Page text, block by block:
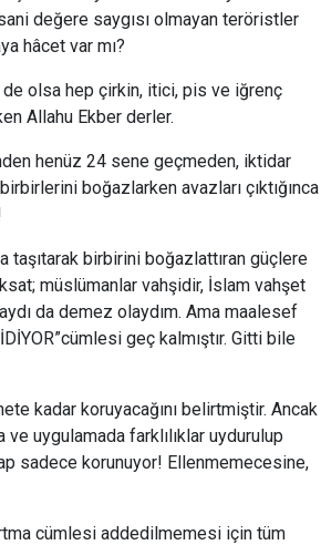
değere saygısı olmayan teröristler
hâcet var mı?
olsa hep çirkin, itici, pis ve iğrenç
Allahu Ekber derler.
henüz 24 sene geçmeden, iktidar
boğazlarken avazları çıktığınca
birbirini boğazlattıran güçlere
müslümanlar vahşidir, İslam vahşet
da demez olaydım. Ama maalesef
geç kalmıştır. Gitti bile
kadar koruyacağını belirtmiştir. Ancak
uygulamada farklılıklar uydurulup
sadece korunuyor! Ellenmemecesine,
cümlesi addedilmemesi için tüm